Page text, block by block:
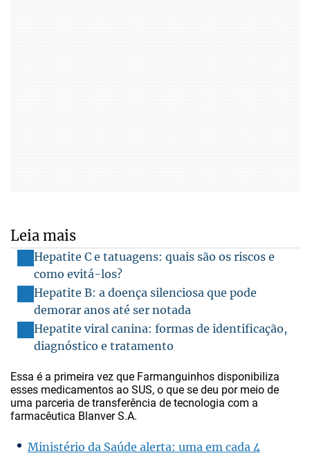
Leia mais
Hepatite C e tatuagens: quais são os riscos e
como evitá-los?
Hepatite B: a doença silenciosa que pode
demorar anos até ser notada
Hepatite viral canina: formas de identificação,
diagnóstico e tratamento
Essa é a primeira vez que Farmanguinhos disponibiliza
esses medicamentos ao SUS, o que se deu por meio de
uma parceria de transferência de tecnologia com a
farmacêutica Blanver S.A.
Ministério da Saúde alerta: uma em cada 4